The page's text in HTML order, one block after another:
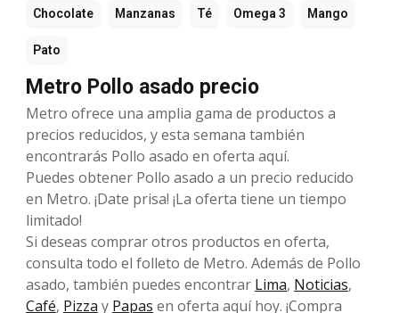
Chocolate Manzanas Té Omega 3 Mango
Pato
Metro Pollo asado precio
Metro ofrece una amplia gama de productos a
precios reducidos, y esta semana también
encontrarás Pollo asado en oferta aquí.
Puedes obtener Pollo asado a un precio reducido
en Metro. ¡Date prisa! ¡La oferta tiene un tiempo
limitado!
Si deseas comprar otros productos en oferta,
consulta todo el folleto de Metro. Además de Pollo
asado, también puedes encontrar Lima, Noticias,
Café, Pizza y Papas en oferta aquí hoy. ¡Compra